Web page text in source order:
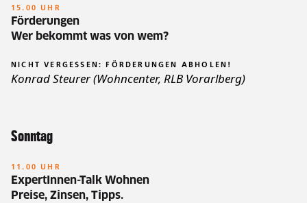
15.00 UHR
Förderungen
Wer bekommt was von wem?
NICHT VERGESSEN: FÖRDERUNGEN ABHOLEN!
Konrad Steurer (Wohncenter, RLB Vorarlberg)
Sonntag
11.00 UHR
ExpertInnen-Talk Wohnen
Preise, Zinsen, Tipps.